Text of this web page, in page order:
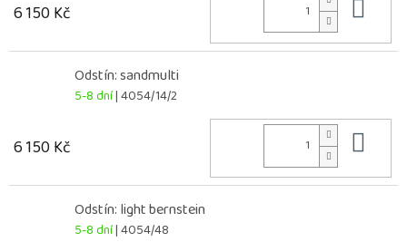
6 150 Kč
Odstín: sandmulti
5-8 dní| 4054/14/2
6 150 Kč
Odstín: light bernstein
5-8 dní| 4054/48